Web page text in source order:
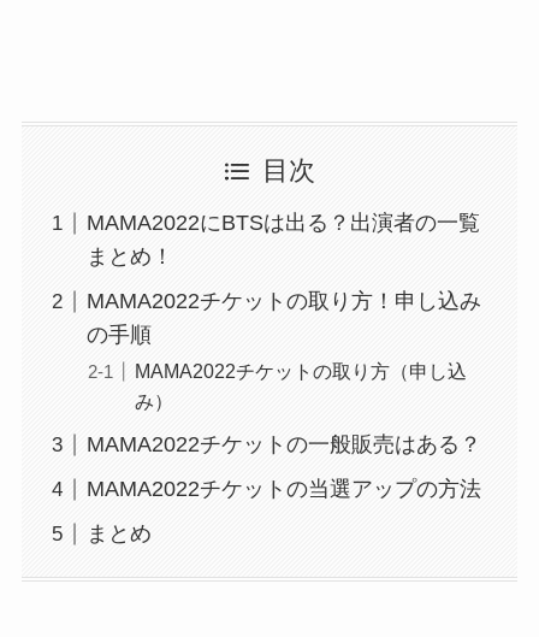
目次
MAMA2022にBTSは出る？出演者の一覧
まとめ！
MAMA2022チケットの取り方！申し込み
の手順
MAMA2022チケットの取り方（申し込
み）
MAMA2022チケットの一般販売はある？
MAMA2022チケットの当選アップの方法
まとめ